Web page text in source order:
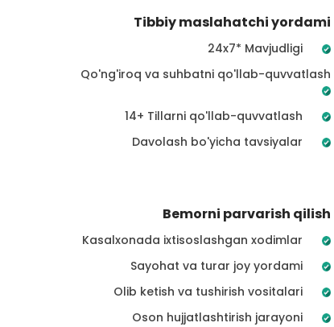
Tibbiy maslahatchi yordami
24x7* Mavjudligi
Qo'ng'iroq va suhbatni qo'llab-quvvatlash
14+ Tillarni qo'llab-quvvatlash
Davolash bo'yicha tavsiyalar
Bemorni parvarish qilish
Kasalxonada ixtisoslashgan xodimlar
Sayohat va turar joy yordami
Olib ketish va tushirish vositalari
Oson hujjatlashtirish jarayoni